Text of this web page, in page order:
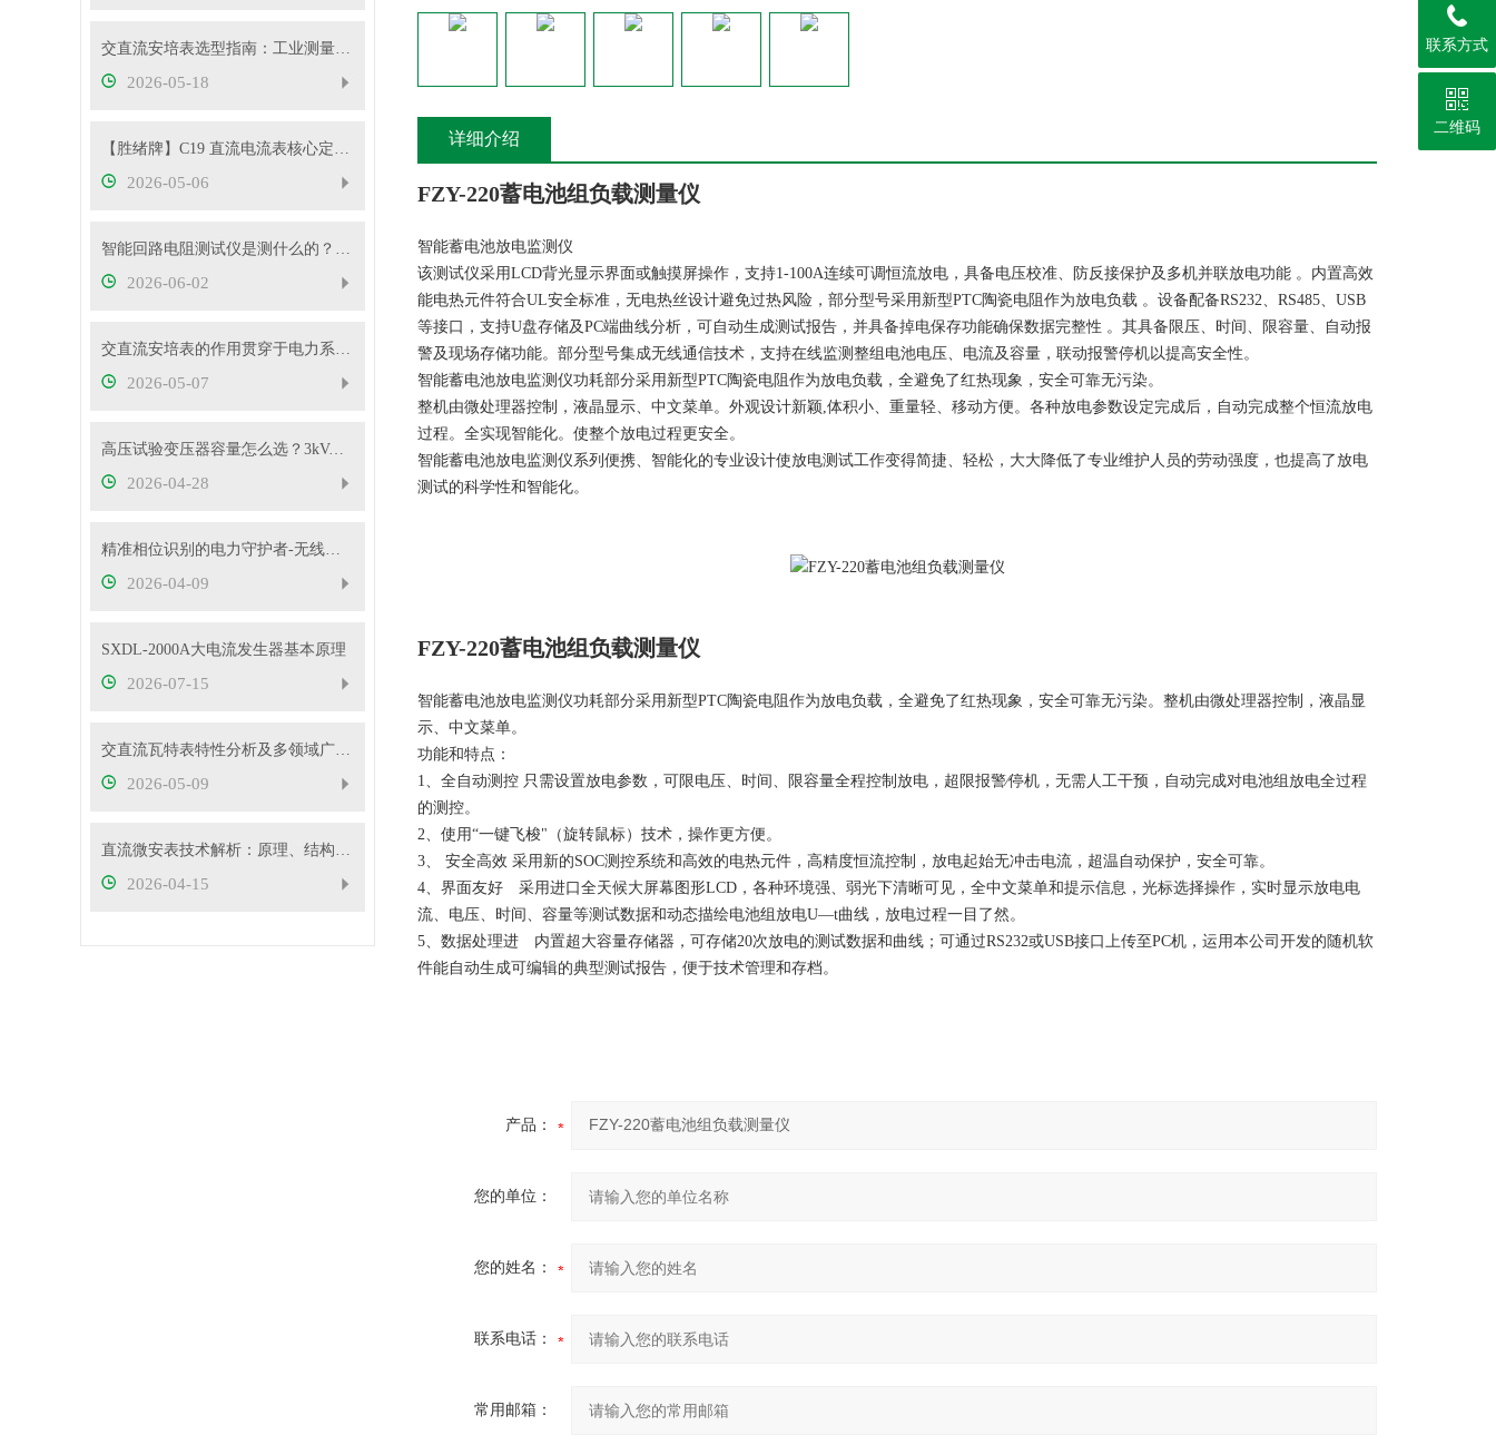
交直流安培表选型指南：工业测量如何选对型号
2026-05-18
【胜绪牌】C19 直流电流表核心定位与原理
2026-05-06
智能回路电阻测试仪是测什么的？主要用途有哪些？
2026-06-02
交直流安培表的作用贯穿于电力系统的方方面面
2026-05-07
高压试验变压器容量怎么选？3kVA、5kVA、10kVA够用吗
2026-04-28
精准相位识别的电力守护者-无线高压核相仪
2026-04-09
SXDL-2000A大电流发生器基本原理
2026-07-15
交直流瓦特表特性分析及多领域广泛应用
2026-05-09
直流微安表技术解析：原理、结构与应用要点
2026-04-15
详细介绍
FZY-220蓄电池组负载测量仪
智能蓄电池放电监测仪
该测试仪采用LCD背光显示界面或触摸屏操作，支持1-100A连续可调恒流放电，具备电压校准、防反接保护及多机并联放电功能 。内置高效
能电热元件符合UL安全标准，无电热丝设计避免过热风险，部分型号采用新型PTC陶瓷电阻作为放电负载 。设备配备RS232、RS485、USB
等接口，支持U盘存储及PC端曲线分析，可自动生成测试报告，并具备掉电保存功能确保数据完整性 。其具备限压、时间、限容量、自动报
警及现场存储功能。部分型号集成无线通信技术，支持在线监测整组电池电压、电流及容量，联动报警停机以提高安全性。
智能蓄电池放电监测仪功耗部分采用新型PTC陶瓷电阻作为放电负载，全避免了红热现象，安全可靠无污染。
整机由微处理器控制，液晶显示、中文菜单。外观设计新颖,体积小、重量轻、移动方便。各种放电参数设定完成后，自动完成整个恒流放电
过程。全实现智能化。使整个放电过程更安全。
智能蓄电池放电监测仪系列便携、智能化的专业设计使放电测试工作变得简捷、轻松，大大降低了专业维护人员的劳动强度，也提高了放电
测试的科学性和智能化。
FZY-220蓄电池组负载测量仪
智能蓄电池放电监测仪功耗部分采用新型PTC陶瓷电阻作为放电负载，全避免了红热现象，安全可靠无污染。整机由微处理器控制，液晶显
示、中文菜单。
功能和特点：
1、全自动测控 只需设置放电参数，可限电压、时间、限容量全程控制放电，超限报警∕停机，无需人工干预，自动完成对电池组放电全过程
的测控。
2、使用“一键飞梭"（旋转鼠标）技术，操作更方便。
3、 安全高效 采用新的SOC测控系统和高效的电热元件，高精度恒流控制，放电起始无冲击电流，超温自动保护，安全可靠。
4、界面友好 采用进口全天候大屏幕图形LCD，各种环境强、弱光下清晰可见，全中文菜单和提示信息，光标选择操作，实时显示放电电
流、电压、时间、容量等测试数据和动态描绘电池组放电U—t曲线，放电过程一目了然。
5、数据处理进 内置超大容量存储器，可存储20次放电的测试数据和曲线；可通过RS232或USB接口上传至PC机，运用本公司开发的随机软
件能自动生成可编辑的典型测试报告，便于技术管理和存档。
产品：
您的单位：
您的姓名：
联系电话：
常用邮箱：
联系方式
二维码